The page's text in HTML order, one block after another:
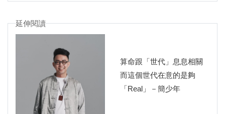
延伸閱讀
算命跟「世代」息息相關
而這個世代在意的是夠
「Real」－簡少年